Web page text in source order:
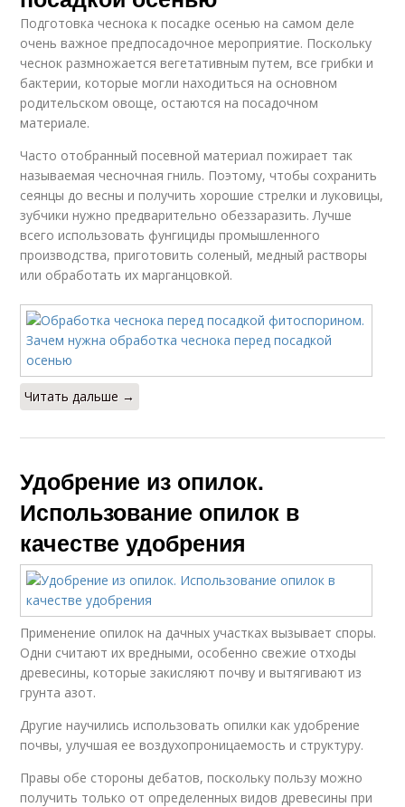
Подготовка чеснока к посадке осенью на самом деле
очень важное предпосадочное мероприятие. Поскольку
чеснок размножается вегетативным путем, все грибки и
бактерии, которые могли находиться на основном
родительском овоще, остаются на посадочном
материале.
Часто отобранный посевной материал пожирает так
называемая чесночная гниль. Поэтому, чтобы сохранить
сеянцы до весны и получить хорошие стрелки и луковицы,
зубчики нужно предварительно обеззаразить. Лучше
всего использовать фунгициды промышленного
производства, приготовить соленый, медный растворы
или обработать их марганцовкой.
Читать дальше →
Удобрение из опилок.
Использование опилок в
качестве удобрения
Применение опилок на дачных участках вызывает споры.
Одни считают их вредными, особенно свежие отходы
древесины, которые закисляют почву и вытягивают из
грунта азот.
Другие научились использовать опилки как удобрение
почвы, улучшая ее воздухопроницаемость и структуру.
Правы обе стороны дебатов, поскольку пользу можно
получить только от определенных видов древесины при